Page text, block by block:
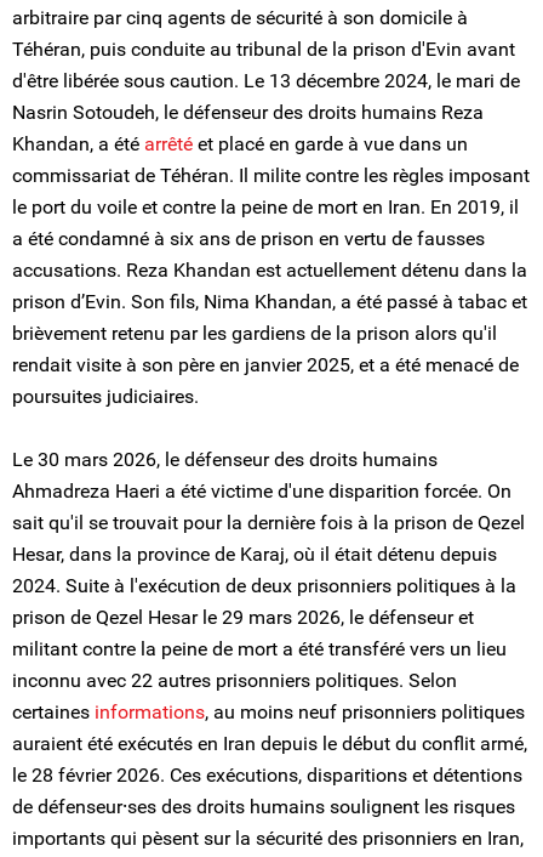
arbitraire par cinq agents de sécurité à son domicile à
Téhéran, puis conduite au tribunal de la prison d'Evin avant
d'être libérée sous caution. Le 13 décembre 2024, le mari de
Nasrin Sotoudeh, le défenseur des droits humains Reza
Khandan, a été arrêté et placé en garde à vue dans un
commissariat de Téhéran. Il milite contre les règles imposant
le port du voile et contre la peine de mort en Iran. En 2019, il
a été condamné à six ans de prison en vertu de fausses
accusations. Reza Khandan est actuellement détenu dans la
prison d’Evin. Son fils, Nima Khandan, a été passé à tabac et
brièvement retenu par les gardiens de la prison alors qu'il
rendait visite à son père en janvier 2025, et a été menacé de
poursuites judiciaires.
Le 30 mars 2026, le défenseur des droits humains
Ahmadreza Haeri a été victime d'une disparition forcée. On
sait qu'il se trouvait pour la dernière fois à la prison de Qezel
Hesar, dans la province de Karaj, où il était détenu depuis
2024. Suite à l'exécution de deux prisonniers politiques à la
prison de Qezel Hesar le 29 mars 2026, le défenseur et
militant contre la peine de mort a été transféré vers un lieu
inconnu avec 22 autres prisonniers politiques. Selon
certaines informations, au moins neuf prisonniers politiques
auraient été exécutés en Iran depuis le début du conflit armé,
le 28 février 2026. Ces exécutions, disparitions et détentions
de défenseur⸱ses des droits humains soulignent les risques
importants qui pèsent sur la sécurité des prisonniers en Iran,